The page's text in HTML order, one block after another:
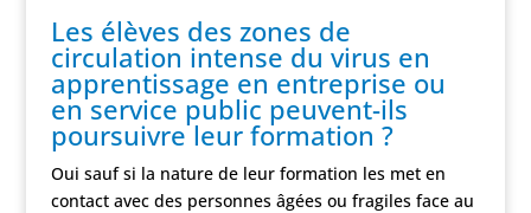
Les élèves des zones de
circulation intense du virus en
apprentissage en entreprise ou
en service public peuvent-ils
poursuivre leur formation ?
Oui sauf si la nature de leur formation les met en
contact avec des personnes âgées ou fragiles face au